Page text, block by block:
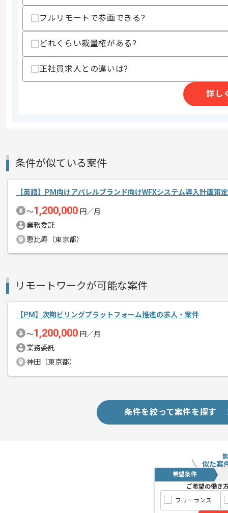
・B2B/大口注文機能の構築経験
・パフォーマンス最適化の知見
・大規模カタログサイトの構築経験
スキルに不安がある方へ
エージェントからのコ
メント
レバテックでの実績がある企業の案件で
ご経験と実績に応じて別案件のご提案
経験豊富なメンバーと成長が出来る環境
フルリモートで参画できる?
どれくらい裁量権がある?
正社員求人との違いは?
詳し
条件が似ている案件
【英語】PM向けアパレルブランド向けWFXシステム導入計画策
〜1,200,000 円／月
業務委託
恵比寿（東京都）
リモートワークが可能な案件
【PM】次期ビリングプラットフォーム推進の求人・案件
〜1,200,000 円／月
業務委託
神田（東京都）
条件を絞って案件を探す
似た案
希望条件
ご希望の働き
フリーランス